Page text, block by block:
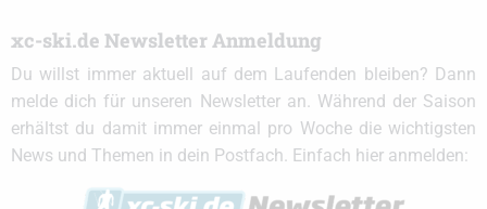
xc-ski.de Newsletter Anmeldung
Du willst immer aktuell auf dem Laufenden bleiben? Dann
melde dich für unseren Newsletter an. Während der Saison
erhältst du damit immer einmal pro Woche die wichtigsten
News und Themen in dein Postfach. Einfach hier anmelden: